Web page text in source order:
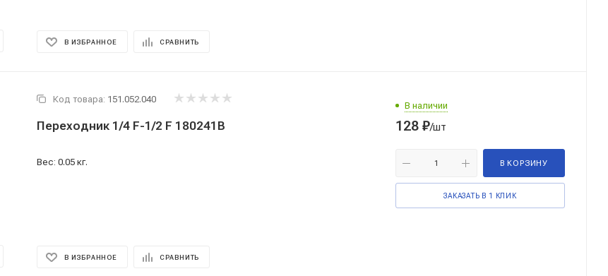
В ИЗБРАННОЕ СРАВНИТЬ
Код товара: 151.052.040
Переходник 1/4 F-1/2 F 180241В
Вес: 0.05 кг.
В ИЗБРАННОЕ СРАВНИТЬ
В наличии
128 ₽/шт
В КОРЗИНУ
ЗАКАЗАТЬ В 1 КЛИК